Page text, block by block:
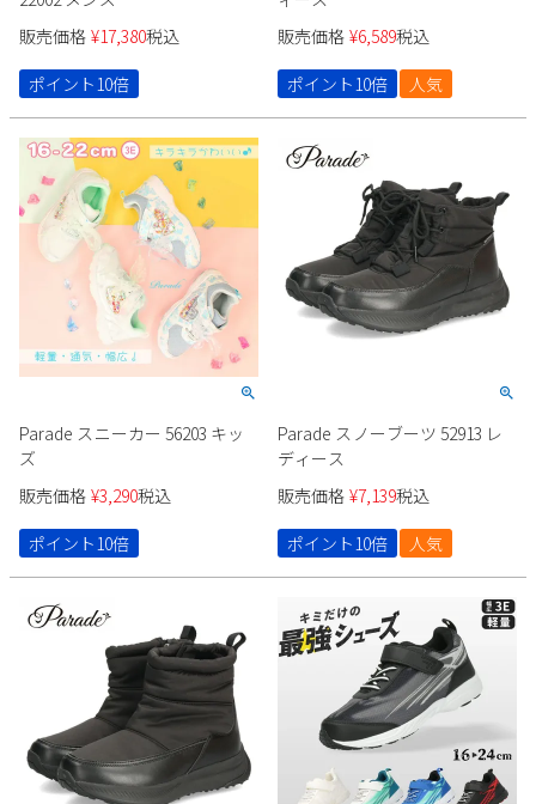
販売価格 ¥17,380税込
ポイント10倍
販売価格 ¥6,589税込
ポイント10倍
人気
Parade スニーカー 56203 キッ
ズ
販売価格 ¥3,290税込
ポイント10倍
Parade スノーブーツ 52913 レ
ディース
販売価格 ¥7,139税込
ポイント10倍
人気